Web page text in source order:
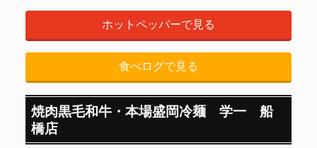
ホットペッパーで見る
食べログで見る
焼肉黒毛和牛・本場盛岡冷麺 学一 船
橋店